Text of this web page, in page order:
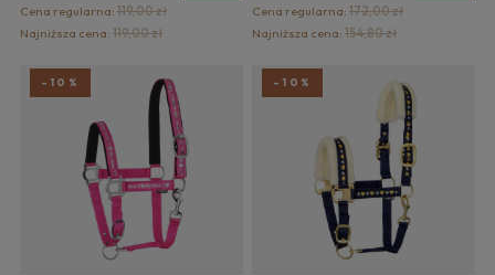
Cena regularna: 119,00 zł
Najniższa cena: 119,00 zł
Cena regularna:172,00 zł
Najniższa cena:154,80 zł
-10% -10%